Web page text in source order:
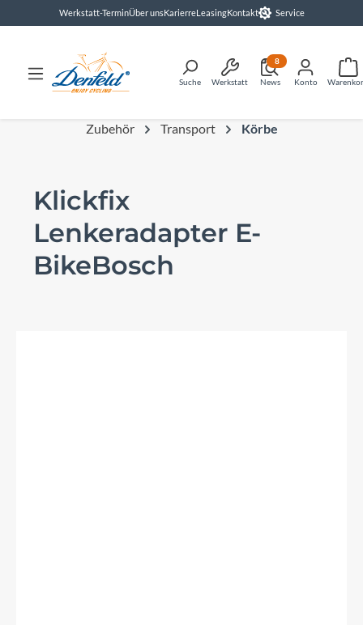
springenWerkstatt-TerminÜber unsKarierreLeasingKontakt Service
Suche Werkstatt News
8
Konto
Zubehör Transport Körbe
Klickfix
Lenkeradapter E-
BikeBosch